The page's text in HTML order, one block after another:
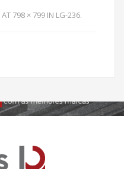
AT 798 × 799 IN LG-236.